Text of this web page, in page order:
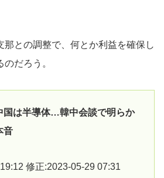
那との調整で、何とか利益を確保し
だろう。
国は半導体…韓中会談で明らか
音
修正:2023-05-29 07:31